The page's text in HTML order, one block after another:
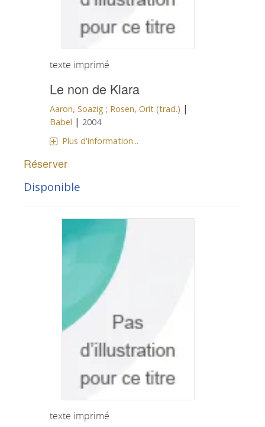
texte imprimé
Le non de Klara
Aaron, Soazig ; Rosen, Orit (trad.) |
Babel | 2004
Plus d'information...
Réserver
Disponible
texte imprimé